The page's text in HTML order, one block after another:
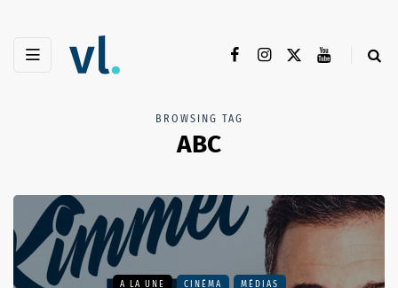
BROWSING TAG
ABC
A LA UNE CINÉMA MÉDIAS